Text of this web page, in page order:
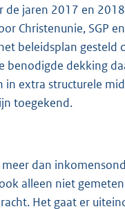
de jaren 2017 en
Christenunie, SGP
beleidsplan gesteld
benodigde dekking
in extra structurele
toegekend.
dan
alleen niet
Het gaat er